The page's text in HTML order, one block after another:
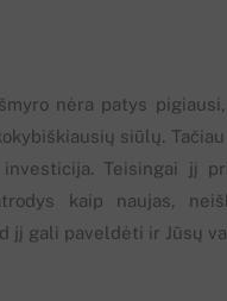
nėra patys
siūlų.
investicija. Teisingai jį
kaip naujas,
jį gali paveldėti ir Jūsų